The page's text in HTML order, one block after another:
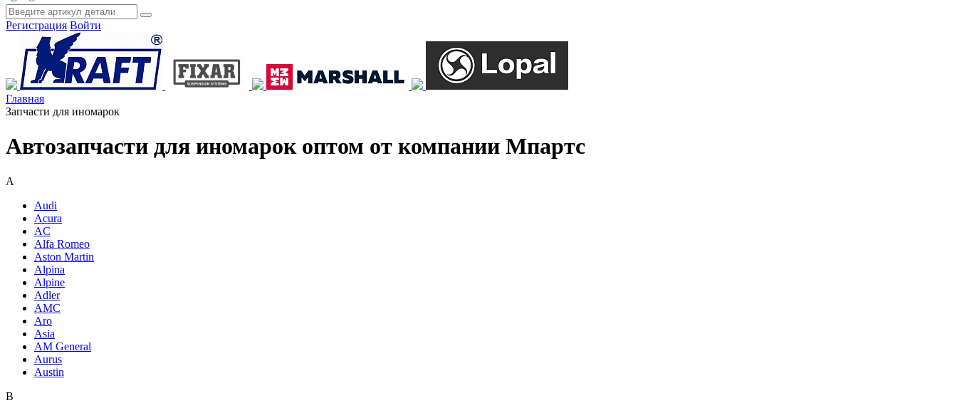
Регистрация Войти
Главная
Запчасти для иномарок
Автозапчасти для иномарок оптом от компании Мпартс
A
Audi
Acura
AC
Alfa Romeo
Aston Martin
Alpina
Alpine
Adler
AMC
Aro
Asia
AM General
Aurus
Austin
B